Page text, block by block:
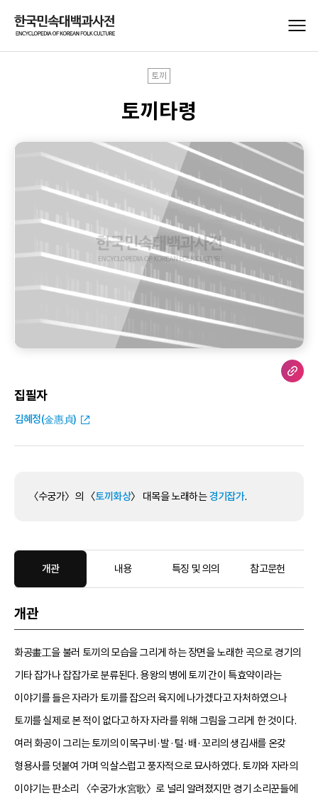
토끼
토끼타령
집필자
김혜정(金惠貞)
〈수궁가〉의 〈토끼화상〉 대목을 노래하는경기잡가.
개관 내용 특징 및 의의 참고문헌
개관
화공畫工을 불러 토끼의 모습을 그리게 하는 장면을 노래한 곡으로 경기의
기타 잡가나 잡잡가로 분류된다. 용왕의 병에 토끼 간이 특효약이라는
이야기를 들은 자라가 토끼를 잡으러 육지에 나가겠다고 자처하였으나
토끼를 실제로 본 적이 없다고 하자 자라를 위해 그림을 그리게 한 것이다.
여러 화공이 그리는 토끼의 이목구비·발·털·배·꼬리의 생김새를 온갖
형용사를 덧붙여 가며 익살스럽고 풍자적으로 묘사하였다. 토끼와 자라의
이야기는 판소리 〈수궁가水宮歌〉로 널리 알려졌지만 경기 소리꾼들에